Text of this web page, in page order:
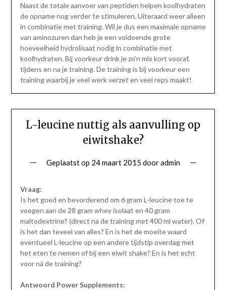
Naast de totale aanvoer van peptiden helpen koolhydraten
de opname nog verder te stimuleren. Uiteraard weer alleen
in combinatie met training. Wil je dus een maximale opname
van aminozuren dan heb je een voldoende grote
hoeveelheid hydrolisaat nodig in combinatie met
koolhydraten. Bij voorkeur drink je zo’n mix kort vooraf,
tijdens en na je training. De training is bij voorkeur een
training waarbij je veel werk verzet en veel reps maakt!
L-leucine nuttig als aanvulling op
eiwitshake?
Geplaatst op 24 maart 2015 dooradmin
Vraag:
Is het goed en bevorderend om 6 gram L-leucine toe te
voegen aan de 28 gram whey isolaat en 40 gram
maltodextrine? (direct na de training met 400 ml water). Of
is het dan teveel van alles? En is het de moeite waard
eventueel L-leucine op een andere tijdstip overdag met
het eten te nemen of bij een eiwit shake? En is het echt
voor nà de training?
Antwoord Power Supplements: